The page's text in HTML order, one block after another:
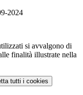
2024
si avvalgono di
finalità illustrate nella
tutti i cookies